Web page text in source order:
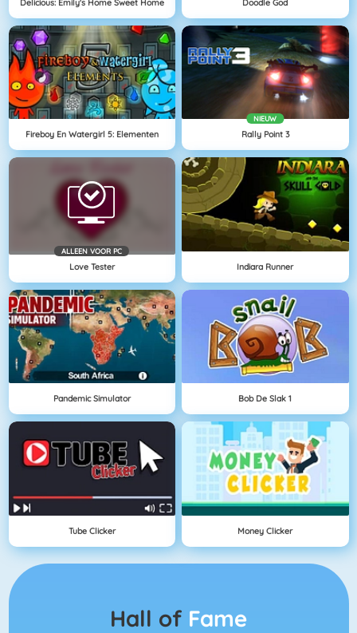
Fireboy En Watergirl 5: Elementen
NIEUW
Rally Point 3
ALLEEN VOOR PC
Love Tester Indiara Runner
Pandemic Simulator Bob De Slak 1
Tube Clicker Money Clicker
Hall of Fame